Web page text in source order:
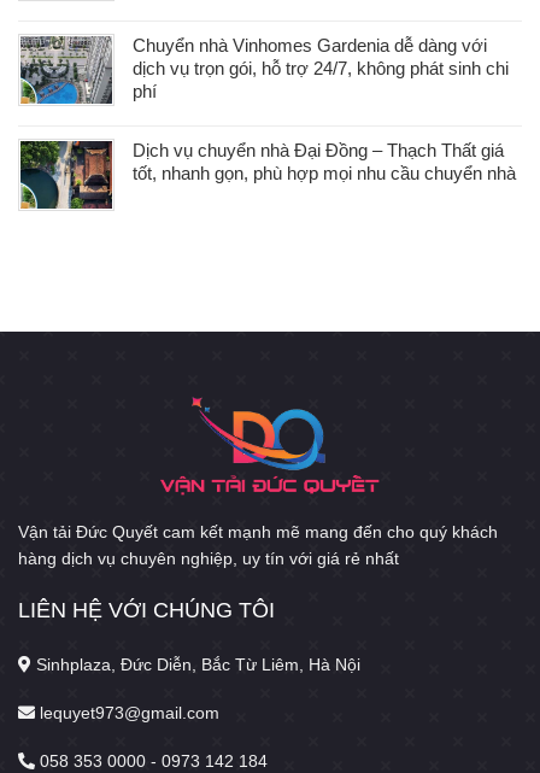
Chuyển nhà Vinhomes Gardenia dễ dàng với
dịch vụ trọn gói, hỗ trợ 24/7, không phát sinh chi
phí
Dịch vụ chuyển nhà Đại Đồng – Thạch Thất giá
tốt, nhanh gọn, phù hợp mọi nhu cầu chuyển nhà
Vận tải Đức Quyết cam kết mạnh mẽ mang đến cho quý khách
hàng dịch vụ chuyên nghiệp, uy tín với giá rẻ nhất
LIÊN HỆ VỚI CHÚNG TÔI
Sinhplaza, Đức Diễn, Bắc Từ Liêm, Hà Nội
lequyet973@gmail.com
058 353 0000 - 0973 142 184